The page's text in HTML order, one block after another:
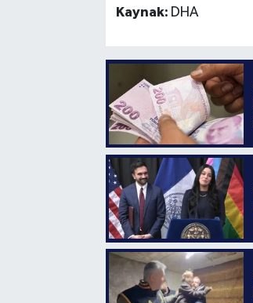
Kaynak: DHA